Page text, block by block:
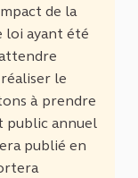
de la
loi ayant été
le
à prendre
public annuel
publié en